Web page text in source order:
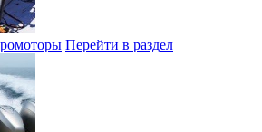
Перейти в раздел